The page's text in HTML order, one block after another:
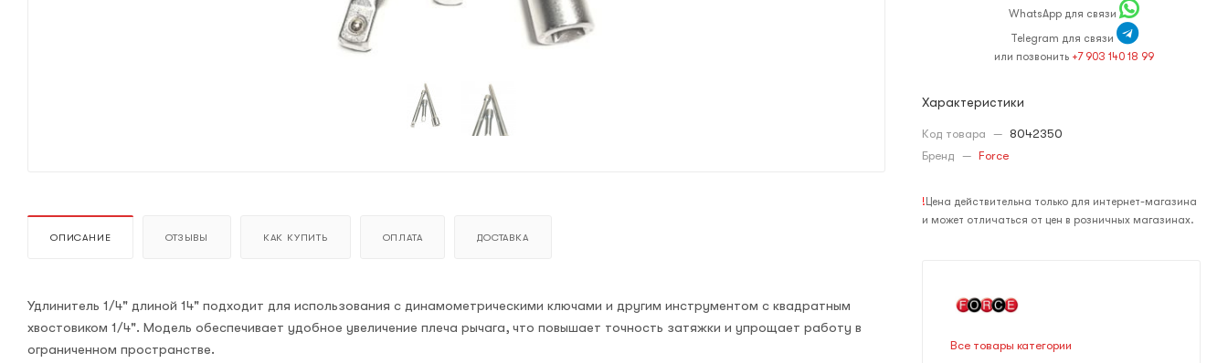
ОПИСАНИЕ ОТЗЫВЫ КАК КУПИТЬ ОПЛАТА ДОСТАВКА
Удлинитель 1/4" длиной 14" подходит для использования с динамометрическими ключами и другим инструментом с квадратным
хвостовиком 1/4". Модель обеспечивает удобное увеличение плеча рычага, что повышает точность затяжки и упрощает работу в
ограниченном пространстве.
WhatsApp для связи
Telegram для связи
или позвонить +7 903 140 18 99
Характеристики
Код товара — 8042350
Бренд — Force
! Цена действительна только для интернет-магазина
и может отличаться от цен в розничных магазинах.
Все товары категории